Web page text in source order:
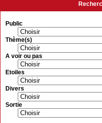
Public
Thème(s)
A voir ou pas
Etoiles
Divers
Sortie